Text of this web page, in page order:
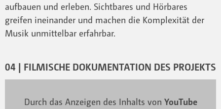
aufbauen und erleben. Sichtbares und Hörbares
greifen ineinander und machen die Komplexität der
Musik unmittelbar erfahrbar.
04 | FILMISCHE DOKUMENTATION DES PROJEKTS
Durch das Anzeigen des Inhalts von YouTube